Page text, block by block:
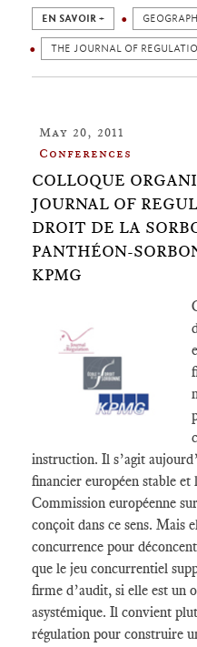
EN SAVOIR +
THE JOURNAL OF
May 20, 2011
Conferences
COLLOQUE
JOURNAL OF
DROIT DE LA
PANTHÉON-
KPMG
instruction. Il s’agit
financier européen stable
Commission européenne
conçoit dans ce sens. Mais
concurrence pour
que le jeu concurrentiel
firme d’audit, si elle est un
asystémique. Il convient
régulation pour construire